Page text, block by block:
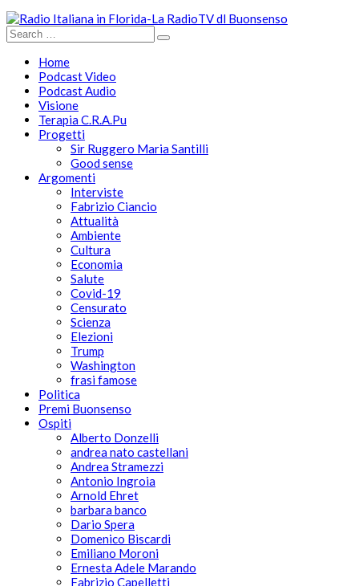
Home
Podcast Video
Podcast Audio
Visione
Terapia C.R.A.Pu
Progetti
Sir Ruggero Maria Santilli
Good sense
Argomenti
Interviste
Fabrizio Ciancio
Attualità
Ambiente
Cultura
Economia
Salute
Covid-19
Censurato
Scienza
Elezioni
Trump
Washington
frasi famose
Politica
Premi Buonsenso
Ospiti
Alberto Donzelli
andrea nato castellani
Andrea Stramezzi
Antonio Ingroia
Arnold Ehret
barbara banco
Dario Spera
Domenico Biscardi
Emiliano Moroni
Ernesta Adele Marando
Fabrizio Capelletti